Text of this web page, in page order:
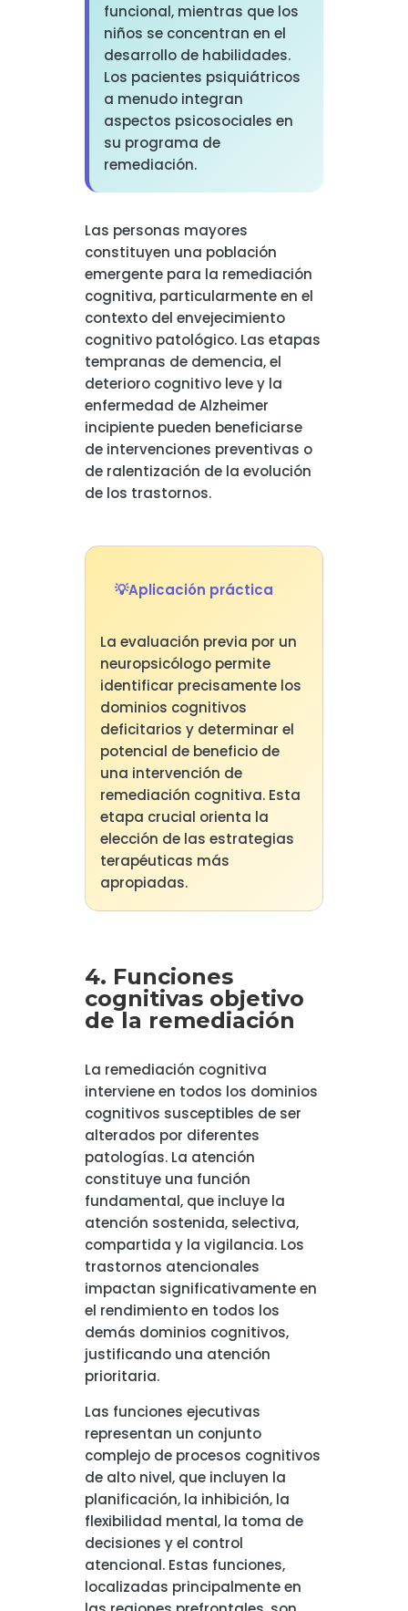
funcional, mientras que los
niños se concentran en el
desarrollo de habilidades.
Los pacientes psiquiátricos
a menudo integran
aspectos psicosociales en
su programa de
remediación.
Las personas mayores
constituyen una población
emergente para la remediación
cognitiva, particularmente en el
contexto del envejecimiento
cognitivo patológico. Las etapas
tempranas de demencia, el
deterioro cognitivo leve y la
enfermedad de Alzheimer
incipiente pueden beneficiarse
de intervenciones preventivas o
de ralentización de la evolución
de los trastornos.
Aplicación práctica
La evaluación previa por un
neuropsicólogo permite
identificar precisamente los
dominios cognitivos
deficitarios y determinar el
potencial de beneficio de
una intervención de
remediación cognitiva. Esta
etapa crucial orienta la
elección de las estrategias
terapéuticas más
apropiadas.
4. Funciones
cognitivas objetivo
de la remediación
La remediación cognitiva
interviene en todos los dominios
cognitivos susceptibles de ser
alterados por diferentes
patologías. La atención
constituye una función
fundamental, que incluye la
atención sostenida, selectiva,
compartida y la vigilancia. Los
trastornos atencionales
impactan significativamente en
el rendimiento en todos los
demás dominios cognitivos,
justificando una atención
prioritaria.
Las funciones ejecutivas
representan un conjunto
complejo de procesos cognitivos
de alto nivel, que incluyen la
planificación, la inhibición, la
flexibilidad mental, la toma de
decisiones y el control
atencional. Estas funciones,
localizadas principalmente en